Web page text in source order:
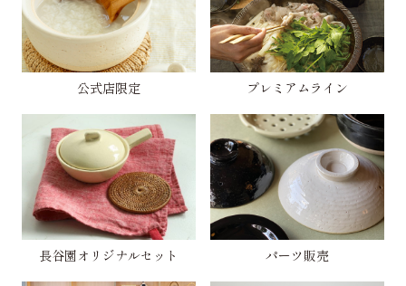
公式店限定 プレミアムライン
長谷園オリジナルセット パーツ販売